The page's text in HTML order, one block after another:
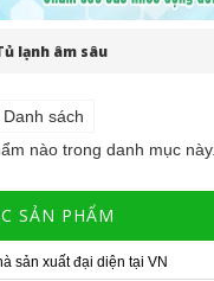
lạnh âm sâu
Danh sách
nào trong danh mục này.
SẢN PHẨM
sản xuất đại diện tại VN